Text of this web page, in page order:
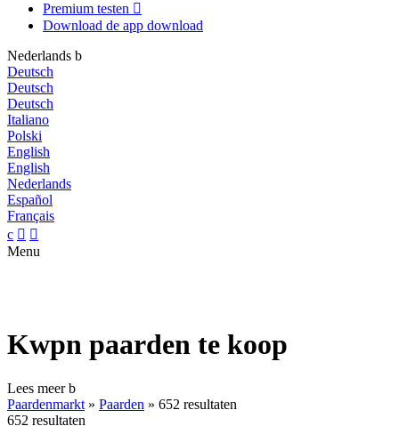
Premium testen 
Download de app download
Nederlands b
Deutsch
Deutsch
Deutsch
Italiano
Polski
English
English
Nederlands
Español
Français
c  
Menu
Kwpn paarden te koop
Lees meerb
Paardenmarkt » Paarden » 652 resultaten
652 resultaten